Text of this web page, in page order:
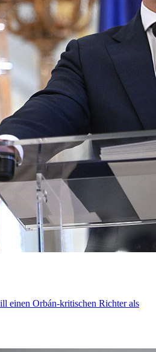
einen Orbán-kritischen Richter als